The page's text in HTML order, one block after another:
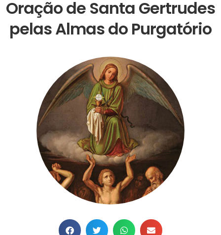
Oração de Santa Gertrudes
pelas Almas do Purgatório